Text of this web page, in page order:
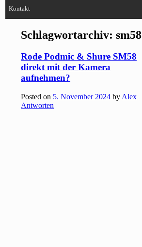
Kontakt
Schlagwortarchiv:sm58
Rode Podmic & Shure SM58
direkt mit der Kamera
aufnehmen?
Posted on 5. November 2024 by Alex
Antworten